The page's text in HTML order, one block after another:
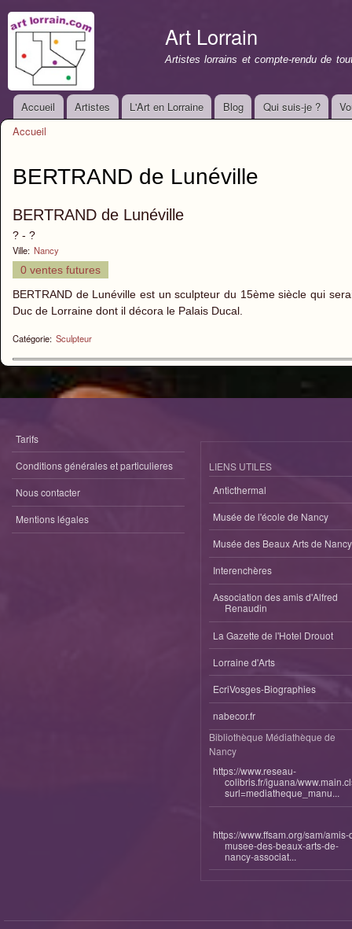
Art Lorrain
Artistes lorrains et compte-rendu de
Menu principal
Accueil Artistes L'Art en Lorraine Blog Qui suis-je ?
Accueil
BERTRAND de Lunéville
BERTRAND de Lunéville
? - ?
Ville: Nancy
0 ventes futures
BERTRAND de Lunéville est un sculpteur du 15ème siècle qui
Duc de Lorraine dont il décora le Palais Ducal.
Catégorie: Sculpteur
Tarifs
Conditions générales et particulieres
Nous contacter
Mentions légales
LIENS UTILES
Anticthermal
Musée de l'école de Nancy
Musée des Beaux Arts de Nancy
Interenchères
Association des amis d'Alfred
Renaudin
La Gazette de l'Hotel Drouot
Lorraine d'Arts
EcriVosges-Biographies
nabecor.fr
Bibliothèque Médiathèque de
Nancy
https://www.reseau-
colibris.fr/iguana/
surl=mediatheque_manu...
https://www.ffsam.org/sam/amis-
musee-des-beaux-arts-de-
nancy-associat...